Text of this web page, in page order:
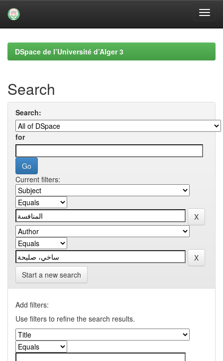
navigationDSpace de l’Université d’Alger 3
Search
Search:
for
Current filters:
Start a new search
Add filters:
Use filters to refine the search results.